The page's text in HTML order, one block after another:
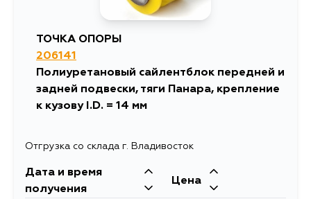
1235
31 августа
ТОЧКА ОПОРЫ
206141
Полиуретановый сайлентблок передней и
задней подвески, тяги Панара, крепление
к кузову I.D. = 14 мм
Отгрузка со склада г. Владивосток
Дата и время
получения
Цена